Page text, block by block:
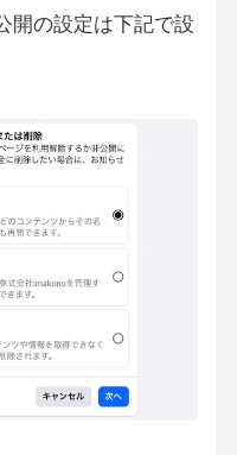
開の設定は下記で設